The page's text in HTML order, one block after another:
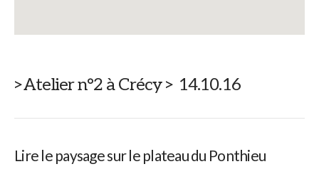
>Atelier n°2 à Crécy > 14.10.16
Lire le paysage sur le plateau du Ponthieu